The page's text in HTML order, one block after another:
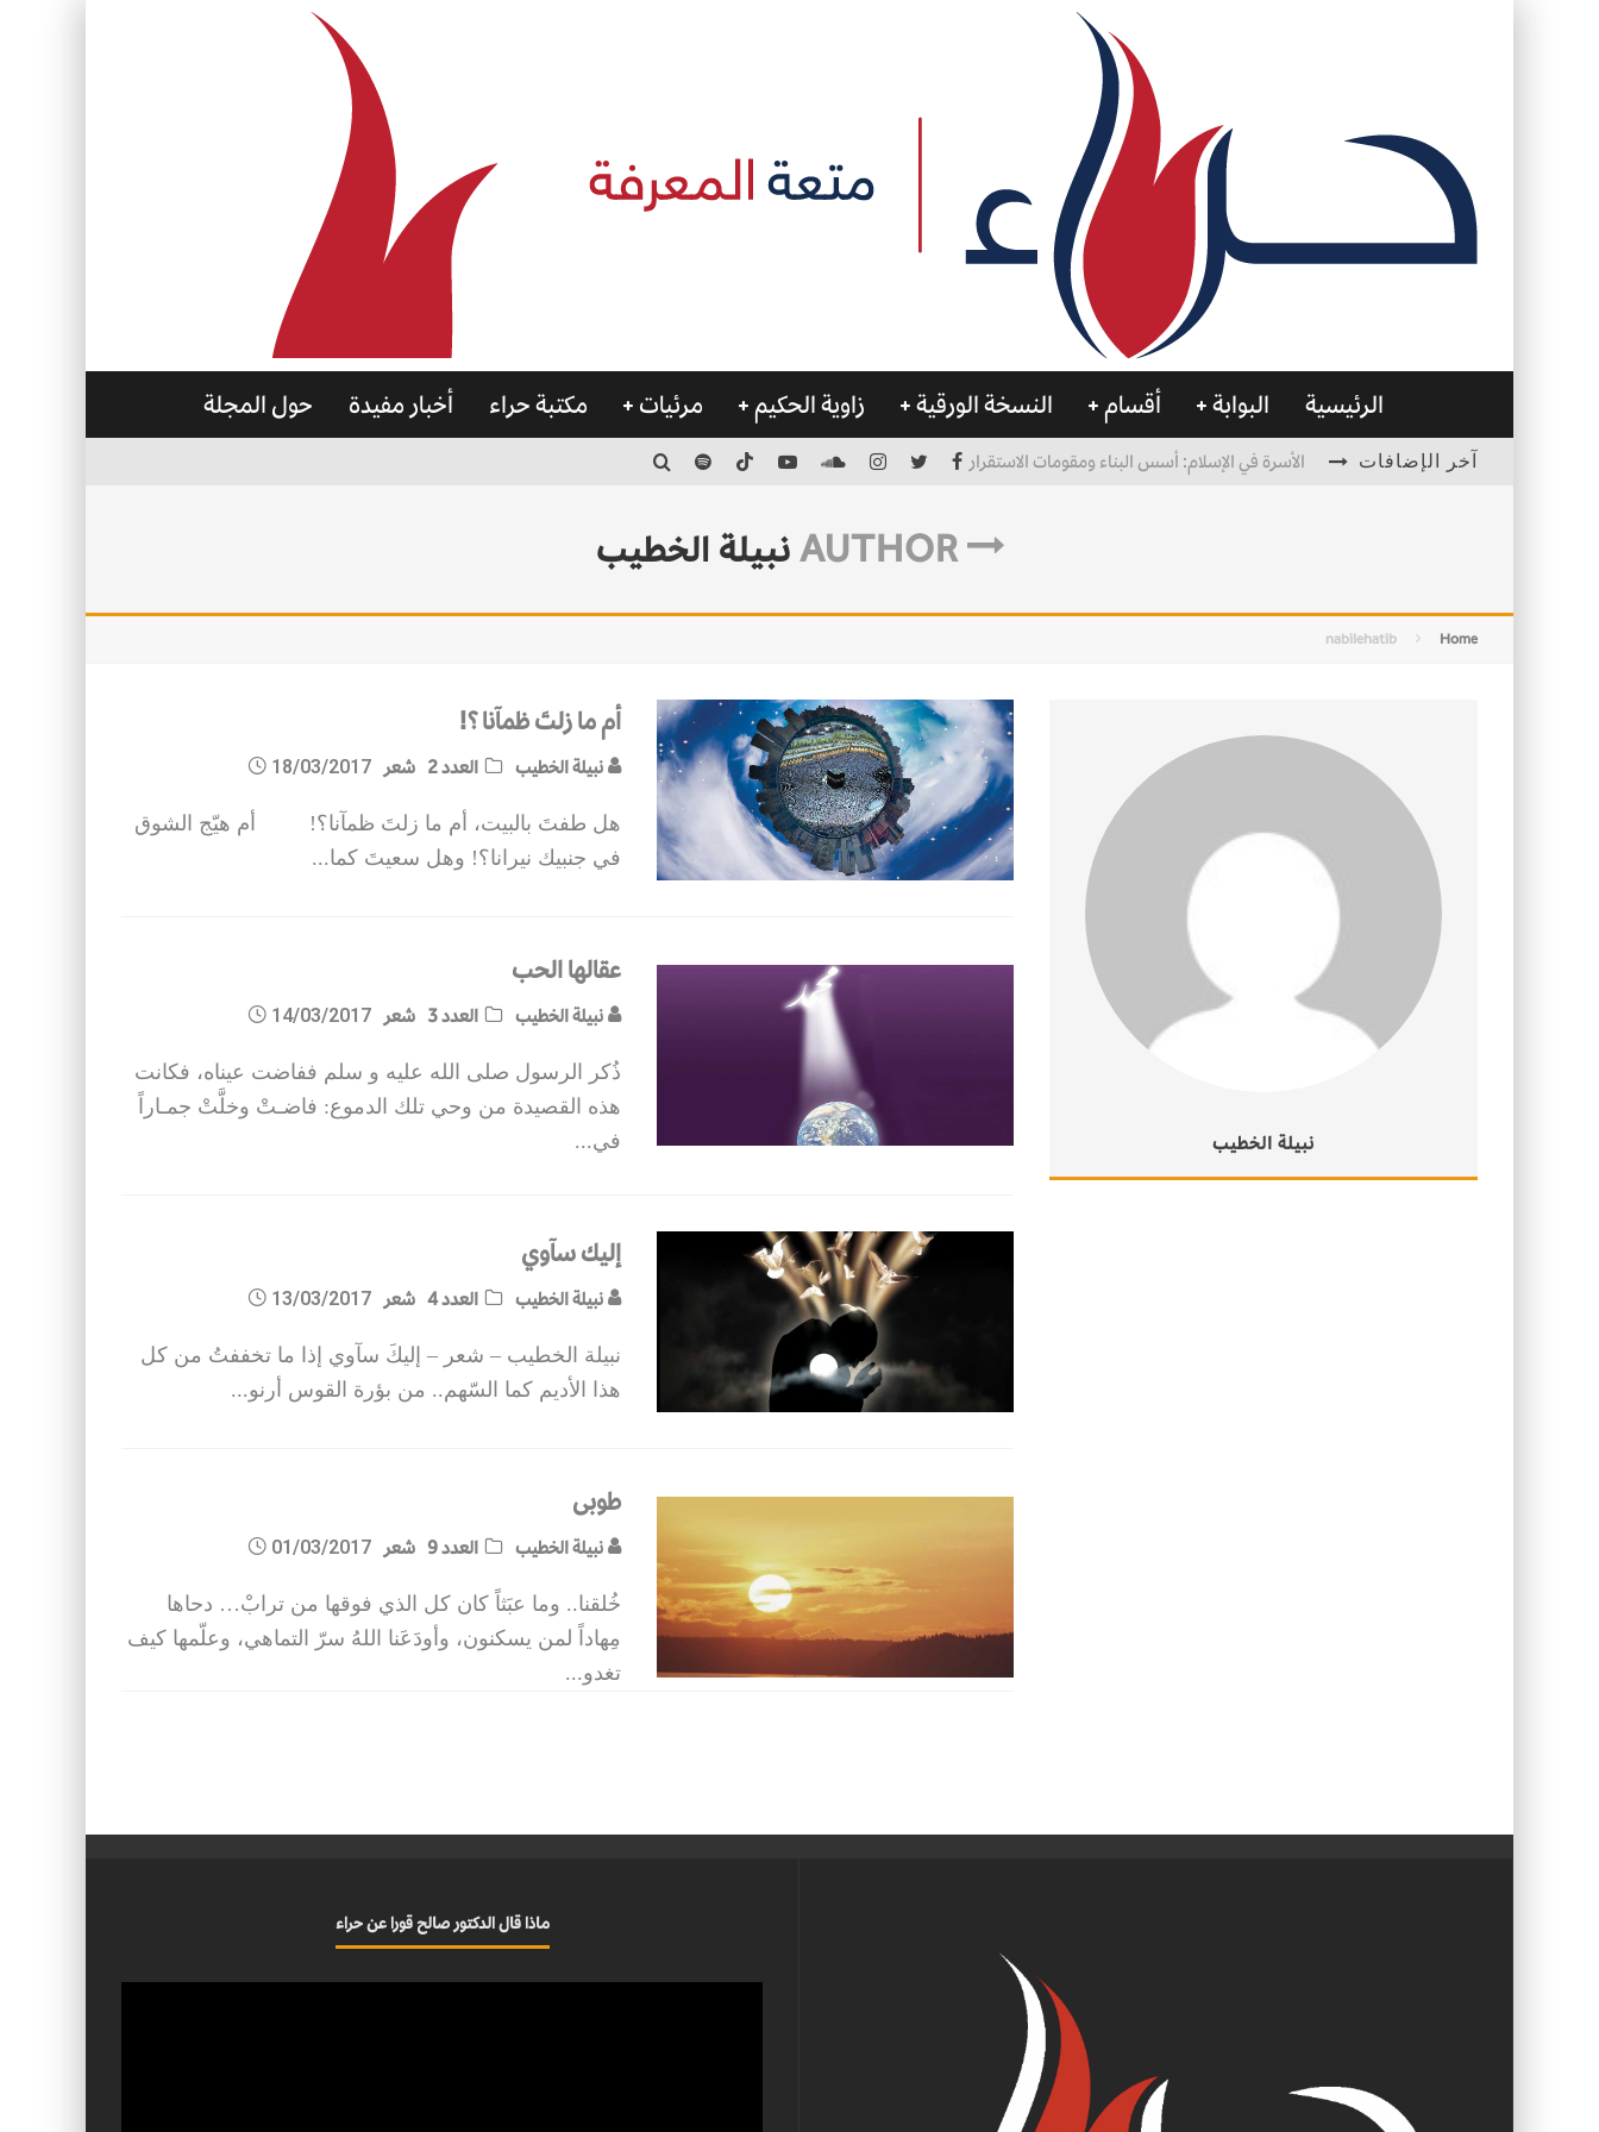
الرئيسية البوابة أقسام النسخة الورقية زاوية الحكيم مرئيات مكتبة حراء أخبار مفيدة حول المجلة
آخر الإضافات الأسرة في الإسلام: أسس البناء ومقومات الاستقرار
AUTHOR نبيلة الخطيب
Home
nabilehatib
نبيلة الخطيب
أم ما زلتَ ظمآنا ؟!
نبيلة الخطيب العدد 2 شعر 18/03/2017
هل طفتَ بالبيت، أم ما زلتَ ظمآنا؟! أم هيّج الشوق
في جنبيك نيرانا؟! وهل سعيتَ كما...
عقالها الحب
نبيلة الخطيب العدد 3 شعر 14/03/2017
ذُكر الرسول صلى الله عليه و سلم ففاضت عيناه، فكانت
هذه القصيدة من وحي تلك الدموع: فاضـتْ وخلَّتْ جمـاراً
في...
إليك سآوي
نبيلة الخطيب العدد 4 شعر 13/03/2017
نبيلة الخطيب – شعر – إليكَ سآوي إذا ما تخففتُ من كل
هذا الأديم كما السّهم.. من بؤرة القوس أرنو...
طوبى
نبيلة الخطيب العدد 9 شعر 01/03/2017
خُلقنا.. وما عبَثاً كان كل الذي فوقها من ترابْ… دحاها
مِهاداً لمن يسكنون، وأودَعَنا اللهُ سرّ التماهي، وعلّمها كيف
تغدو...
ماذا قال الدكتور صالح قورا عن حراء